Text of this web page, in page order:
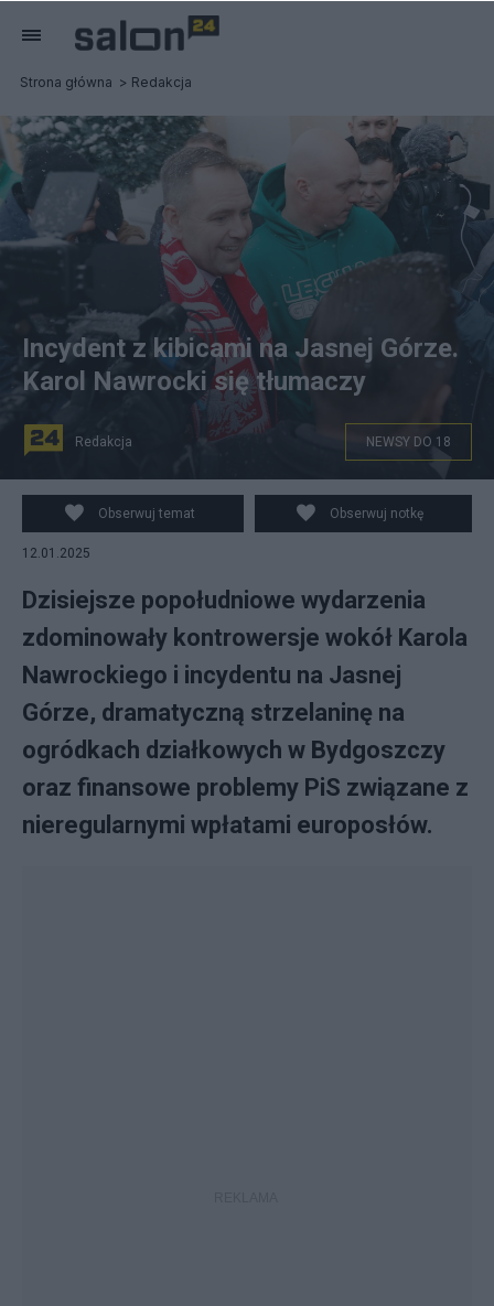
Strona główna Redakcja
Fot. PAP
Incydent z kibicami na Jasnej Górze.
Karol Nawrocki się tłumaczy
Redakcja NEWSY DO 18
Obserwuj temat Obserwuj notkę
12.01.2025
Dzisiejsze popołudniowe wydarzenia
zdominowały kontrowersje wokół Karola
Nawrockiego i incydentu na Jasnej
Górze, dramatyczną strzelaninę na
ogródkach działkowych w Bydgoszczy
oraz finansowe problemy PiS związane z
nieregularnymi wpłatami europosłów.